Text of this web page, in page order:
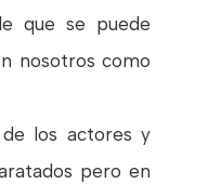
que se puede
nosotros como
los actores y
pero en